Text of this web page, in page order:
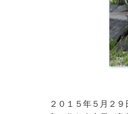
２０１５年５月２９